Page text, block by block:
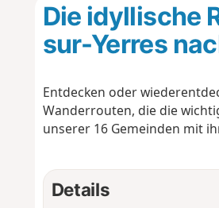
Die idyllische
sur-Yerres
Entdecken oder
Wanderrouten, die die
unserer 16 Gemeinden mit
Details